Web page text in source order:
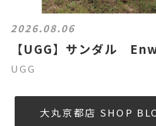
2026.08.06
【UGG】サンダル
UGG
大丸京都店 SHOP